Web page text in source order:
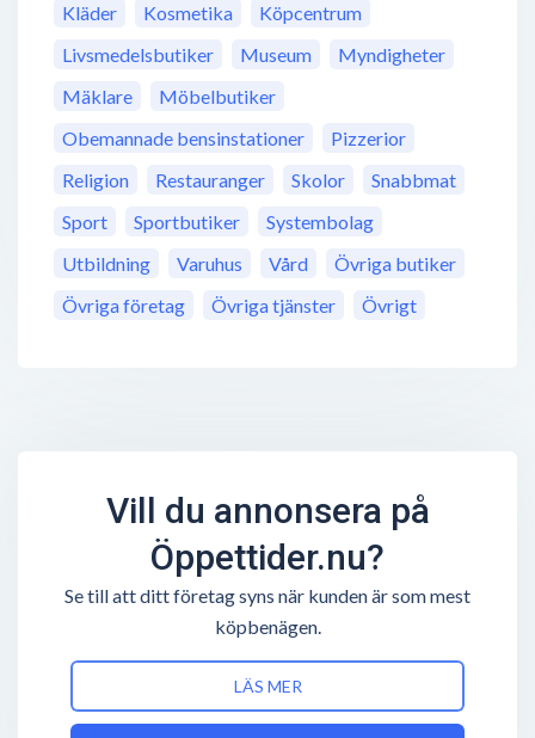
Kläder
Kosmetika
Köpcentrum
Livsmedelsbutiker
Museum
Myndigheter
Mäklare
Möbelbutiker
Obemannade bensinstationer
Pizzerior
Religion
Restauranger Skolor
Snabbmat
Sport
Sportbutiker
Systembolag
Utbildning
Varuhus Vård
Övriga butiker
Övriga företag
Övriga tjänster Övrigt
Vill du annonsera på
Öppettider.nu?
Se till att ditt företag syns när kunden är som mest
köpbenägen.
LÄS MER